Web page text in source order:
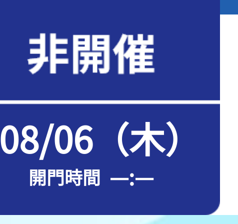
08/06（木）
開門時間 —:—